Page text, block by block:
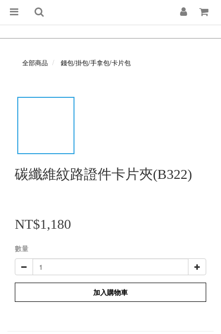
全部商品 錢包/掛包/手拿包/卡片包
碳纖維紋路證件卡片夾(B322)
NT$1,180
數量
加入購物車